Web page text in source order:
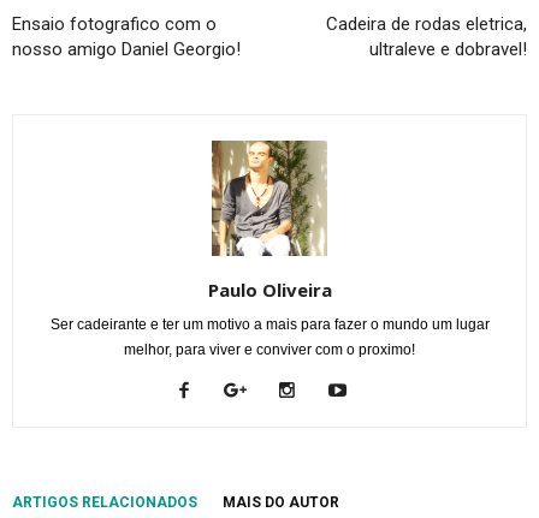
Ensaio fotografico com o
nosso amigo Daniel Georgio!
Cadeira de rodas eletrica,
ultraleve e dobravel!
Paulo Oliveira
Ser cadeirante e ter um motivo a mais para fazer o mundo um lugar
melhor, para viver e conviver com o proximo!
ARTIGOS RELACIONADOS MAIS DO AUTOR